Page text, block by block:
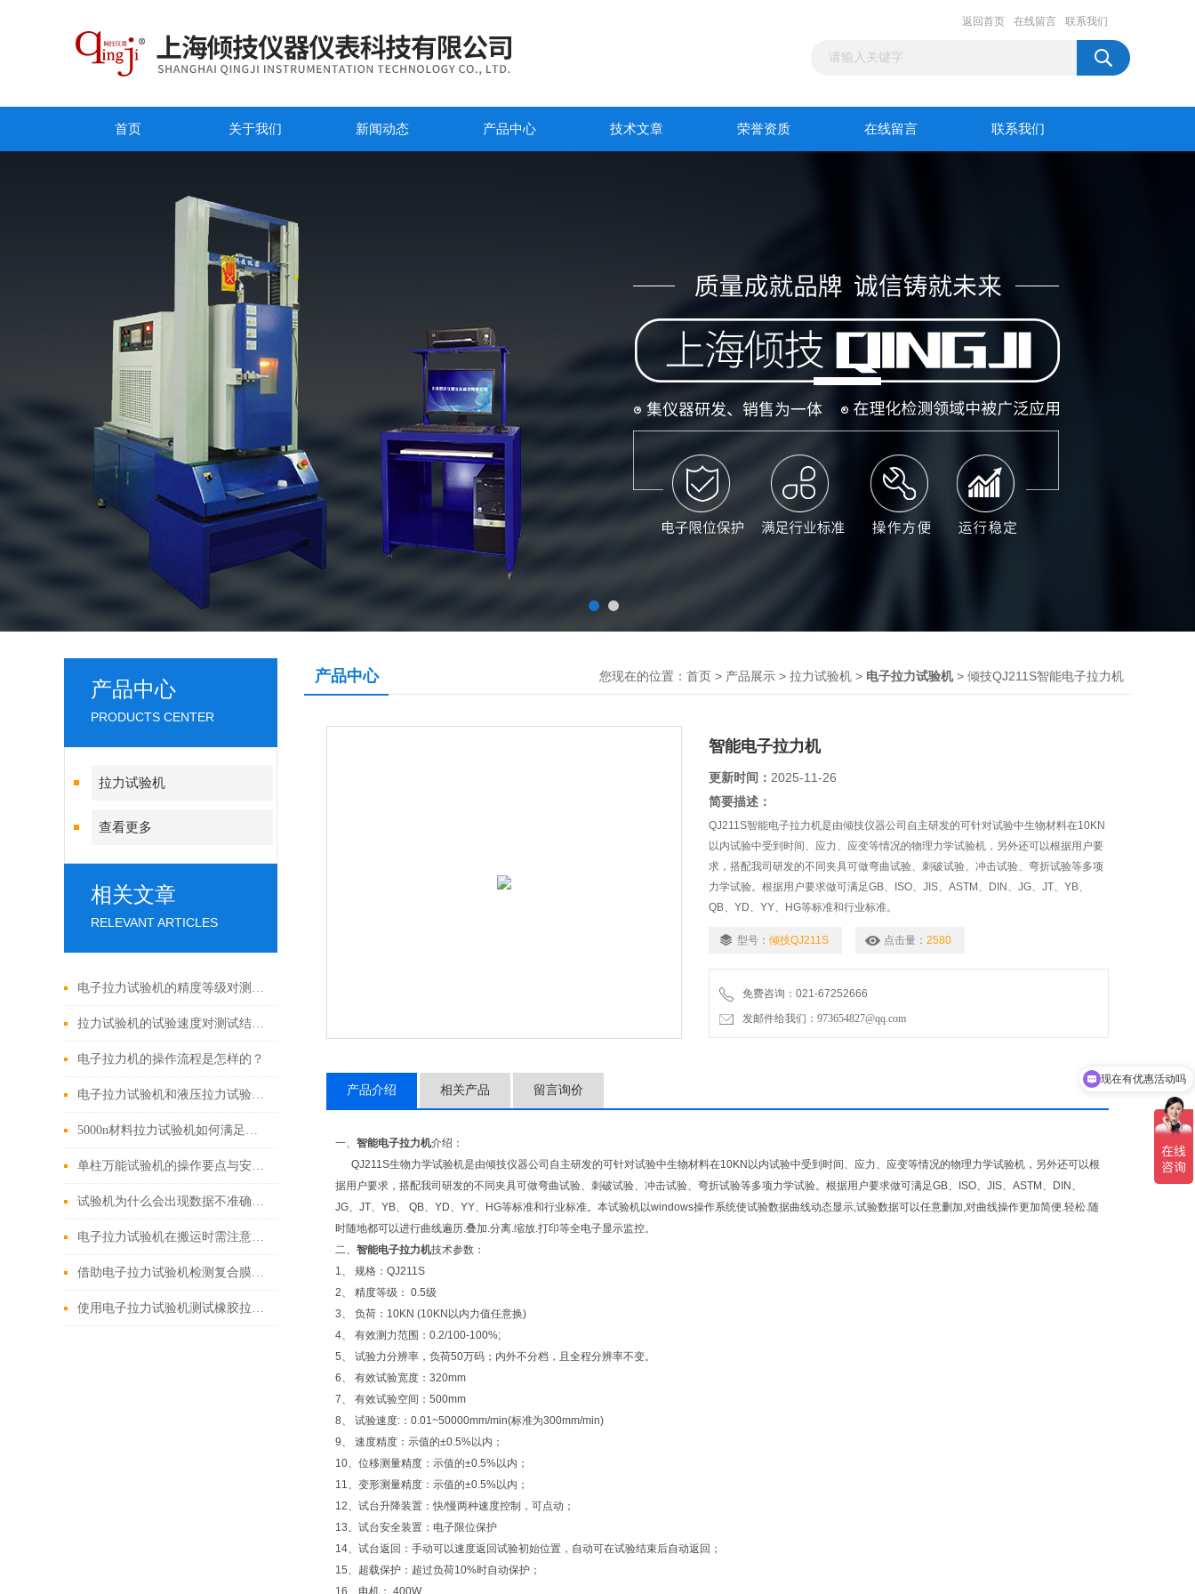
返回首页 在线留言 联系我们
首页 关于我们 新闻动态 产品中心 技术文章 荣誉资质 在线留言 联系我们
产品中心
PRODUCTS CENTER
拉力试验机
查看更多
相关文章
RELEVANT ARTICLES
电子拉力试验机的精度等级对测试结果有哪些影响？
拉力试验机的试验速度对测试结果有哪些影响？
电子拉力机的操作流程是怎样的？
电子拉力试验机和液压拉力试验机的精度哪个更高？
5000n材料拉力试验机如何满足材料测试需求？
单柱万能试验机的操作要点与安全注意事项
试验机为什么会出现数据不准确的问题
电子拉力试验机在搬运时需注意哪些问题
借助电子拉力试验机检测复合膜印刷油墨的复合牢度
使用电子拉力试验机测试橡胶拉伸性能
产品中心 您现在的位置： 首页 > 产品展示 > 拉力试验机 > 电子拉力试验机> 倾技QJ211S智能电子拉力机
智能电子拉力机
更新时间： 2025-11-26
简要描述：
QJ211S智能电子拉力机是由倾技仪器公司自主研发的可针对试验中生物材料在10KN
以内试验中受到时间、应力、应变等情况的物理力学试验机，另外还可以根据用户要
求，搭配我司研发的不同夹具可做弯曲试验、刺破试验、冲击试验、弯折试验等多项
力学试验。根据用户要求做可满足GB、ISO、JIS、ASTM、DIN、JG、JT、YB、
QB、YD、YY、HG等标准和行业标准。
型号： 倾技QJ211S 点击量： 2580
免费咨询：021-67252666
发邮件给我们：973654827@qq.com
产品介绍 相关产品 留言询价
一、 智能电子拉力机介绍：
QJ211S生物力学试验机是由倾技仪器公司自主研发的可针对试验中生物材料在10KN以内试验中受到时间、应力、应变等情况的物理力学试验机，另外还可以根
据用户要求，搭配我司研发的不同夹具可做弯曲试验、刺破试验、冲击试验、弯折试验等多项力学试验。根据用户要求做可满足GB、ISO、JIS、ASTM、DIN、
JG、JT、YB、 QB、YD、YY、HG等标准和行业标准。本试验机以windows操作系统使试验数据曲线动态显示,试验数据可以任意删加,对曲线操作更加简便.轻松.随
时随地都可以进行曲线遍历.叠加.分离.缩放.打印等全电子显示监控。
二、 智能电子拉力机技术参数：
1、 规格：QJ211S
2、 精度等级： 0.5级
3、 负荷：10KN (10KN以内力值任意换)
4、 有效测力范围：0.2/100-100%;
5、 试验力分辨率，负荷50万码；内外不分档，且全程分辨率不变。
6、 有效试验宽度：320mm
7、 有效试验空间：500mm
8、 试验速度:：0.01~50000mm/min(标准为300mm/min)
9、 速度精度：示值的±0.5%以内；
10、位移测量精度：示值的±0.5%以内；
11、变形测量精度：示值的±0.5%以内；
12、试台升降装置：快/慢两种速度控制，可点动；
13、试台安全装置：电子限位保护
14、试台返回：手动可以速度返回试验初始位置，自动可在试验结束后自动返回；
15、超载保护：超过负荷10%时自动保护；
16、电机： 400W
现在有优惠活动吗